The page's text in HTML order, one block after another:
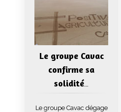
Le groupe Cavac
confirme sa
solidité
Le groupe Cavac dégage